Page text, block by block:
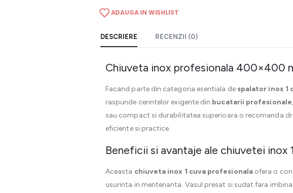
ADAUGA IN WISHLIST
DESCRIERE RECENZII (0)
Chiuveta inox profesionala 400×400
Facand parte din categoria esentiala de spalator inox 1
raspunde cerintelor exigente din bucatarii profesionale
sau compact si durabilitatea superioara o recomanda
eficiente si practice.
Beneficii si avantaje ale chiuvetei inox
Aceasta chiuveta inox 1 cuva profesionalaofera o
usurinta in mentenanta. Vasul presat si sudat fara